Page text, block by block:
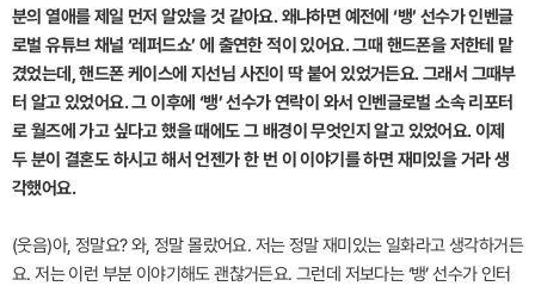
분의 열애를 제일 먼저 알았을 것 같아요. 왜냐하면 예전에 ‘뱅’ 선수가 인벤글
로벌 유튜브 채널 ‘레퍼드쇼’ 에 출연한 적이 있어요. 그때 핸드폰을 저한테 맡
겼었는데, 핸드폰 케이스에 지선님 사진이 딱 붙어 있었거든요. 그래서 그때부
터 알고 있었어요. 그 이후에 ‘뱅’ 선수가 연락이 와서 인벤글로벌 소속 리포터
로 월즈에 가고 싶다고 했을 때에도 그 배경이 무엇인지 알고 있었어요. 이제
두 분이 결혼도 하시고 해서 언젠가 한 번 이 이야기를 하면 재미있을 거라 생
각했어요.
(웃음)아, 정말요? 와, 정말 몰랐어요. 저는 정말 재미있는 일화라고 생각하거든
요. 저는 이런 부분 이야기해도 괜찮거든요. 그런데 저보다는 ‘뱅’ 선수가 인터